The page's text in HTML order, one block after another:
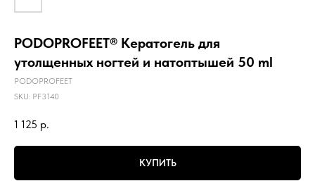
PODOPROFEET® Кератогель для
утолщенных ногтей и натоптышей 50 ml
PODOPROFEET
SKU: PF3140
1 125 р.
КУПИТЬ